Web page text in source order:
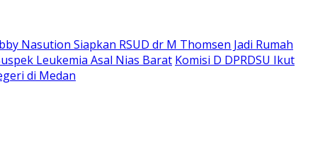
Nasution Siapkan RSUD dr M Thomsen Jadi Rumah
Leukemia Asal Nias Barat Komisi D DPRDSU Ikut
di Medan